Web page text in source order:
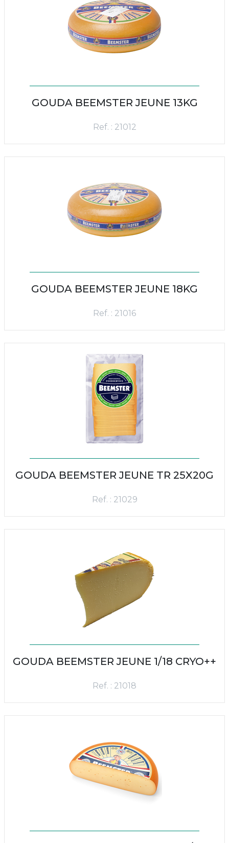
GOUDA BEEMSTER JEUNE 13KG
Ref. : 21012
GOUDA BEEMSTER JEUNE 18KG
Ref. : 21016
GOUDA BEEMSTER JEUNE TR 25X20G
Ref. : 21029
GOUDA BEEMSTER JEUNE 1/18 CRYO++
Ref. : 21018